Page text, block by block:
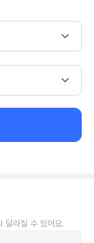
달라질 수 있어요.